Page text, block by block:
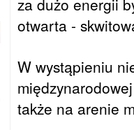
za dużo ener­gii
otwar­ta -
W wystąpieniu
także na arenie